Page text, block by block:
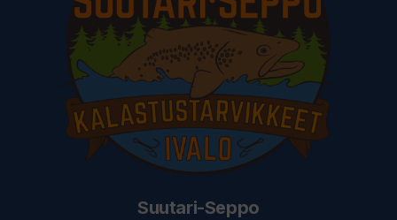
Suutari-Seppo